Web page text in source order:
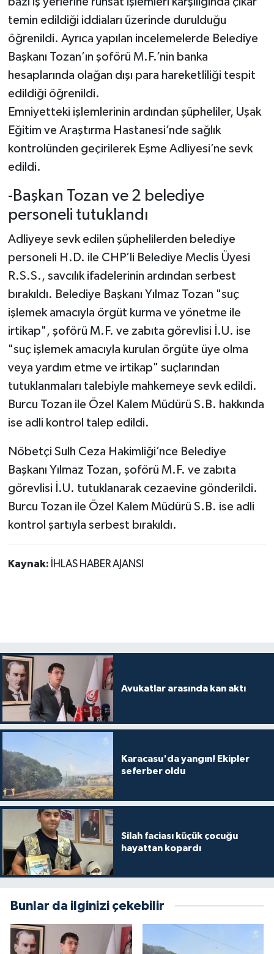
temin edildiği iddiaları üzerinde durulduğu
öğrenildi. Ayrıca yapılan incelemelerde Belediye
Başkanı Tozan’ın şoförü M.F.’nin banka
hesaplarında olağan dışı para hareketliliği tespit
edildiği öğrenildi.
Emniyetteki işlemlerinin ardından şüpheliler, Uşak
Eğitim ve Araştırma Hastanesi’nde sağlık
kontrolünden geçirilerek Eşme Adliyesi’ne sevk
edildi.
-Başkan Tozan ve 2 belediye
personeli tutuklandı
Adliyeye sevk edilen şüphelilerden belediye
personeli H.D. ile CHP’li Belediye Meclis Üyesi
R.S.S., savcılık ifadelerinin ardından serbest
bırakıldı. Belediye Başkanı Yılmaz Tozan "suç
işlemek amacıyla örgüt kurma ve yönetme ile
irtikap", şoförü M.F. ve zabıta görevlisi İ.U. ise
"suç işlemek amacıyla kurulan örgüte üye olma
veya yardım etme ve irtikap" suçlarından
tutuklanmaları talebiyle mahkemeye sevk edildi.
Burcu Tozan ile Özel Kalem Müdürü S.B. hakkında
ise adli kontrol talep edildi.
Nöbetçi Sulh Ceza Hakimliği’nce Belediye
Başkanı Yılmaz Tozan, şoförü M.F. ve zabıta
görevlisi İ.U. tutuklanarak cezaevine gönderildi.
Burcu Tozan ile Özel Kalem Müdürü S.B. ise adli
kontrol şartıyla serbest bırakıldı.
Kaynak: İHLAS HABER AJANSI
Avukatlar arasında kan aktı
Karacasu'da yangın! Ekipler
seferber oldu
Silah faciası küçük çocuğu
hayattan kopardı
Bunlar da ilginizi çekebilir